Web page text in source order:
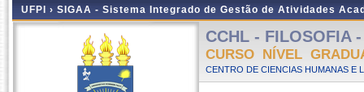
UFPI › SIGAA - Sistema Integrado de Gestão de Atividades
CCHL - FILOSOFIA
CURSO NÍVEL
CENTRO DE CIENCIAS HUMANAS E